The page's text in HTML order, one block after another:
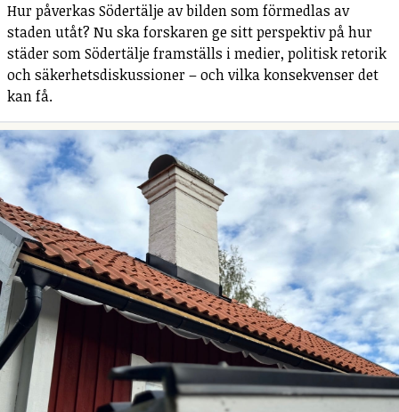
Hur påverkas Södertälje av bilden som förmedlas av
staden utåt? Nu ska forskaren ge sitt perspektiv på hur
städer som Södertälje framställs i medier, politisk retorik
och säkerhetsdiskussioner – och vilka konsekvenser det
kan få.